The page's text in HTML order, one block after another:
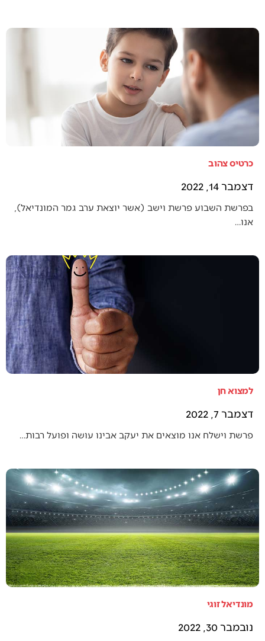
כרטיס צהוב
דצמבר 14, 2022
בפרשת השבוע פרשת וישב (אשר יוצאת ערב גמר המונדיאל),
אנו…
למצוא חן
דצמבר 7, 2022
פרשת וישלח אנו מוצאים את יעקב אבינו עושה ופועל רבות…
מונדיאל זוגי
נובמבר 30, 2022